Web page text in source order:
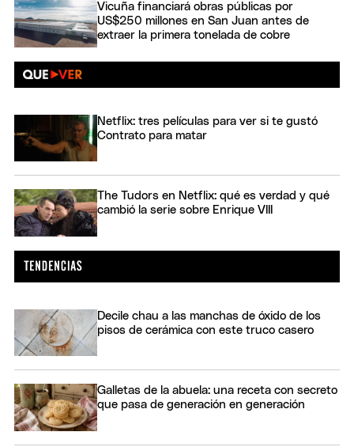
Vicuña financiará obras públicas por
US$250 millones en San Juan antes de
extraer la primera tonelada de cobre
Netflix: tres películas para ver si te gustó
Contrato para matar
The Tudors en Netflix: qué es verdad y qué
cambió la serie sobre Enrique VIII
Decile chau a las manchas de óxido de los
pisos de cerámica con este truco casero
Galletas de la abuela: una receta con secreto
que pasa de generación en generación